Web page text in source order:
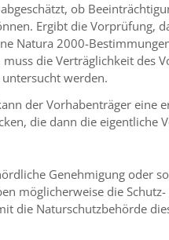
ob
Ergibt die Vorprüfung,
Natura 2000-
die Verträglichkeit des
werden.
der Vorhabenträger eine
die dann die eigentliche
Genehmigung oder
möglicherweise die
die Naturschutzbehörde